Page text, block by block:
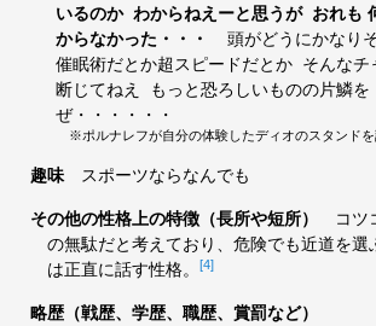
いるのか わからねえーと思うが おれも
からなかった・・・
頭がどうにかなり
催眠術だとか超スピードだとか そんなチ
断じてねえ もっと恐ろしいものの片鱗
ぜ・・・・・・
※ポルナレフが自分の体験したディオのスタンド
趣味 スポーツならなんでも
その他の性格上の特徴（長所や短所）
コツ
の無駄だと考えており、危険でも近道を選
は正直に話す性格。
[4]
略歴（戦歴、学歴、職歴、賞罰など）